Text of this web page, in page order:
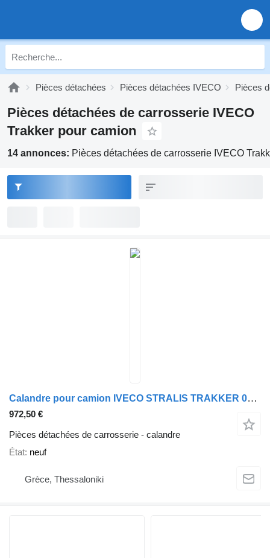
Pièces détachées Pièces détachées IVECO Pièces
Pièces détachées de carrosserie IVECO
Trakker pour camion
14 annonces: Pièces détachées de carrosserie IVECO
Calandre pour camion IVECO STRALIS TRAKKER 07 AD-AT
972,50 €
Pièces détachées de carrosserie - calandre
État neuf
Grèce, Thessaloniki